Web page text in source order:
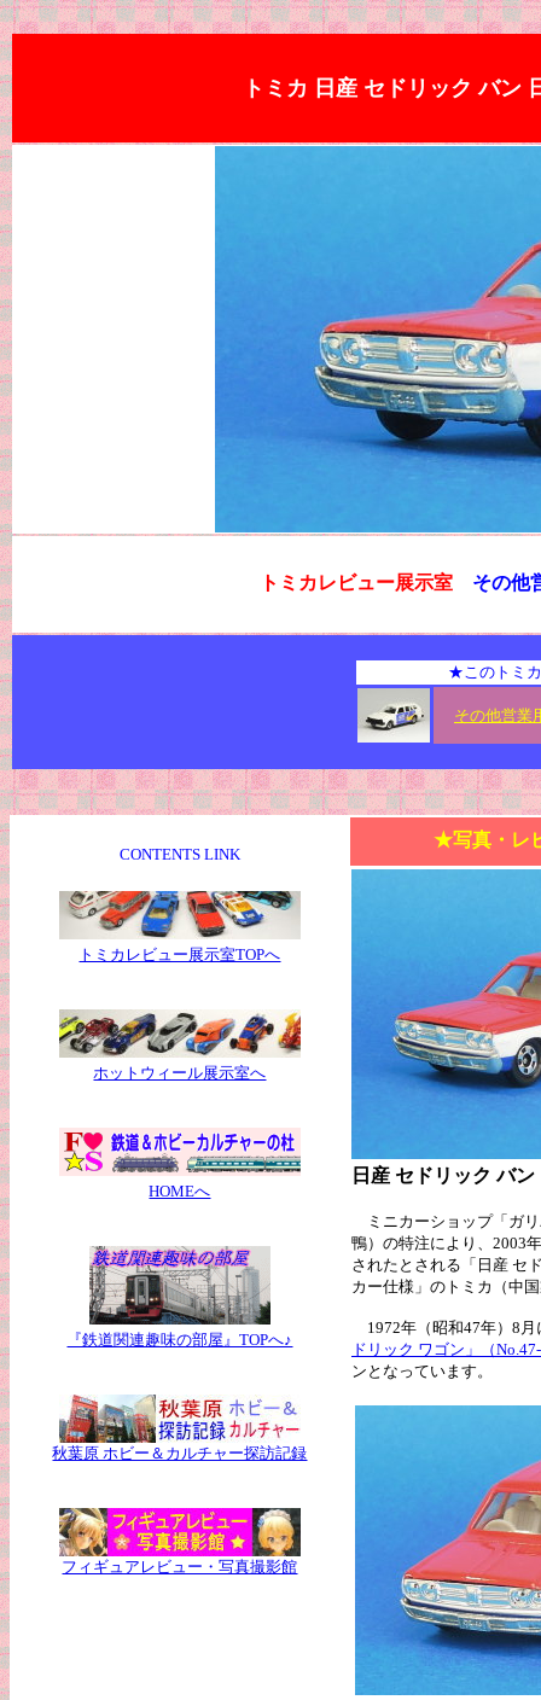
トミカ 日産 セドリック バン
トミカレビュー展示室 その他
★このトミ
その他営業
CONTENTS LINK
★写真・レ
トミカレビュー展示室TOPへ
ホットウィール展示室へ
HOMEへ
『鉄道関連趣味の部屋』TOPへ♪
秋葉原 ホビー＆カルチャー探訪記録
フィギュアレビュー・写真撮影館
日産 セドリック バ
ミニカーショップ「ガ
鴨）の特注により、2003
されたとされる「日産 セ
カー仕様」のトミカ（中
1972年（昭和47年）8月
ドリック ワゴン」（
ンとなっています。